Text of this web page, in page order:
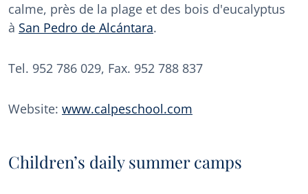
calme, près de la plage et des bois d'eucalyptus
à San Pedro de Alcántara.
Tel. 952 786 029, Fax. 952 788 837
Website: www.calpeschool.com
Children’s daily summer camps